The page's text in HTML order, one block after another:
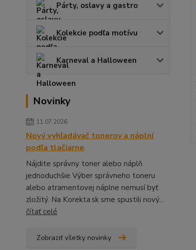
Párty, oslavy a gastro
Kolekcie podľa motívu
Karneval a Halloween
Novinky
11.07.2026
Nový vyhľadávač tonerov a náplní
podľa tlačiarne
Nájdite správny toner alebo náplň
jednoduchšie Výber správneho toneru
alebo atramentovej náplne nemusí byť
zložitý. Na Korekta.sk sme spustili nový...
čítať celé
Zobraziť všetky novinky